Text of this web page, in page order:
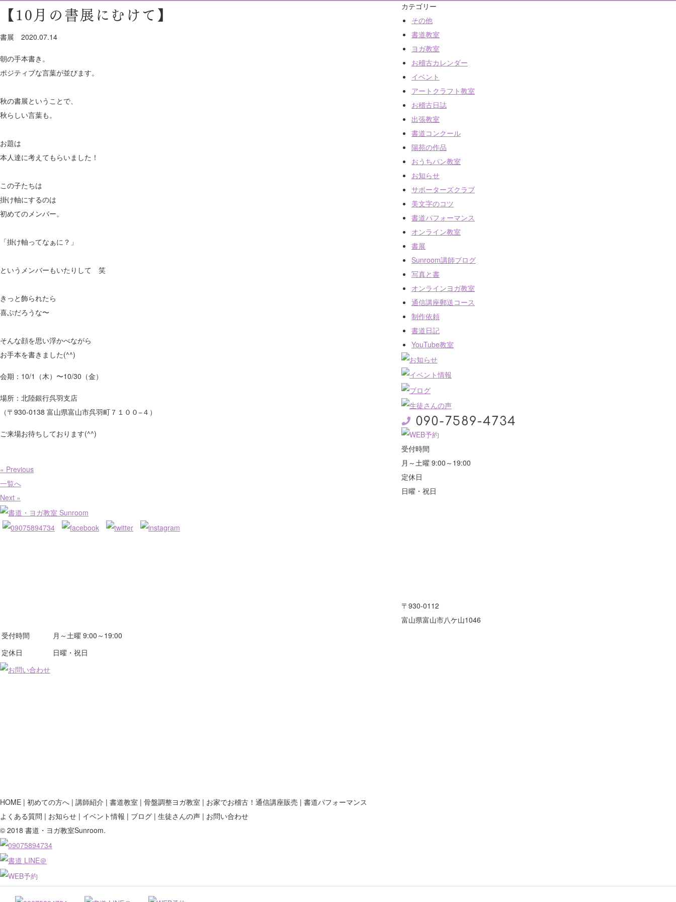
【10月の書展にむけて】
書展 2020.07.14
朝の手本書き。
ポジティブな言葉が並びます。
秋の書展ということで、
秋らしい言葉も。
お題は
本人達に考えてもらいました！
この子たちは
掛け軸にするのは
初めてのメンバー。
「掛け軸ってなぁに？」
というメンバーもいたりして 笑
きっと飾られたら
喜ぶだろうな〜
そんな顔を思い浮かべながら
お手本を書きました(^^)
会期：10/1（木）〜10/30（金）
場所：北陸銀行呉羽支店
（〒930-0138 富山県富山市呉羽町７１００−４）
ご来場お待ちしております(^^)
« Previous
一覧へ
Next »
カテゴリー
その他
書道教室
ヨガ教室
お稽古カレンダー
イベント
アートクラフト教室
お稽古日誌
出張教室
書道コンクール
陽苑の作品
おうちパン教室
お知らせ
サポーターズクラブ
美文字のコツ
書道パフォーマンス
オンライン教室
書展
Sunroom講師ブログ
写真と書
オンラインヨガ教室
通信講座郵送コース
制作依頼
書道日記
YouTube教室
受付時間
月～土曜 9:00～19:00
定休日
日曜・祝日
〒930-0112
富山県富山市八ケ山1046
受付時間
月～土曜 9:00～19:00
定休日
日曜・祝日
HOME 初めての方へ 講師紹介 書道教室 骨盤調整ヨガ教室 お家でお稽古！通信講座販売
書道パフォーマンス
よくある質問
お知らせ イベント情報 ブログ 生徒さんの声
お問い合わせ
© 2018 書道・ヨガ教室Sunroom.